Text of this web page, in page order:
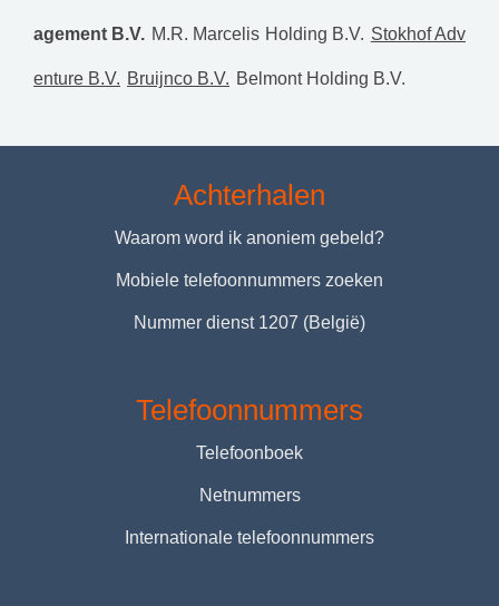
agement B.V. M.R. Marcelis Holding B.V. Stokhof Adv
enture B.V. Bruijnco B.V. Belmont Holding B.V.
Achterhalen
Waarom word ik anoniem gebeld?
Mobiele telefoonnummers zoeken
Nummer dienst 1207 (België)
Telefoonnummers
Telefoonboek
Netnummers
Internationale telefoonnummers